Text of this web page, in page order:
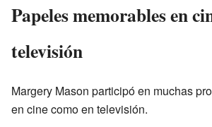
Papeles memorables en
televisión
Margery Mason participó en muchas
en cine como en televisión.